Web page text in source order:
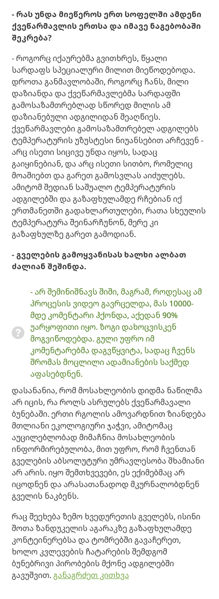
- რას უნდა მიეწეროს ერთ სოფელში ამდენი
ქვეწარმავლის ერთსა და იმავე ნაგებობაში
შეკრება?
- როგორც იქაურებმა გვითხრეს, წყალი
სარდაფს სპეციალური მილით მიეწოდებოდა.
დროთა განმავლობაში, როგორც ჩანს, მილი
დაზიანდა და ქვეწარმავლებმა სარდაფში
გამოსაზამთრებლად სწორედ მილის ამ
დაზიანებული ადგილიდან შეაღწიეს.
ქვეწარმავლები გამოსაზამთრებელ ადგილებს
ტემპერატურის უზუსტესი ნიუანსებით არჩევენ -
არც ისეთი სიცივე უნდა იყოს, სადაც
გაიყინებიან, და არც ისეთი სითბო, რომელიც
მოაშიებთ და გარეთ გამოსვლას აიძულებს.
ამიტომ შედიან საშუალო ტემპერატურის
ადგილებში და გაზაფხულამდე რჩებიან იქ
ერთმანეთში გადახლართულები, რათა სხეულის
ტემპერატურა შეინარჩუნონ, მერე კი
გაზაფხულზე გარეთ გამოდიან.
- გველების გამოყვანისას ხალხი ალბათ
ძალიან შეშინდა.
- არ შემინიშნავს შიში, მაგრამ, როდესაც ამ
პროცესის ვიდეო გავრცელდა, მას 10000-
მდე კომენტარი ჰქონდა, აქედან 90%
უარყოფითი იყო. ზოგი დახოცვისკენ
მოგვიწოდებდა. გული უფრო იმ
კომენტარებმა დაგვწყვიტა, სადაც ჩვენს
შრომას მოცლილი ადამიანების საქმედ
აფასებდნენ.
დასანანია, რომ მოსახლეობის დიდმა ნაწილმა
არ იცის, რა როლს ასრულებს ქვეწარმავალი
ბუნებაში. ერთი რგოლის ამოვარდნით ზიანდება
მთლიანი ეკოლოგიური ჯაჭვი, ამიტომაც
აუცილებლობად მიმაჩნია მოსახლეობის
ინფორმირებულობა, მით უფრო, რომ ჩვენთან
გველების აბსოლუტური უმრავლესობა შხამიანი
არ არის. იყო შემთხვევები, ეს ექიმებმაც არ
იცოდნენ და არასათანადოდ მკურნალობდნენ
გველის ნაკბენს.
რაც შეეხება ზემო ხვედურეთის გველებს, ისინი
შოთა ზანდუკელის აგარაკზე გაზაფხულამდე
კონტეინერებსა და ტომრებში გავაჩერეთ,
ხოლო კვლევების ჩატარების შემდგომ
ბუნებრივი პირობების მქონე ადგილებში
გავუშვით.განაგრძეთ კითხვა